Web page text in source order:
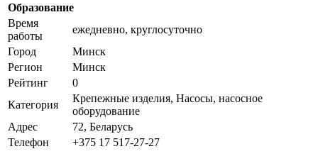
Образование
Время
работы
ежедневно, круглосуточно
Город
Минск
Регион
Минск
Рейтинг
0
Категория
Крепежные изделия, Насосы, насосное
оборудование
Адрес
72, Беларусь
Телефон
+375 17 517-27-27